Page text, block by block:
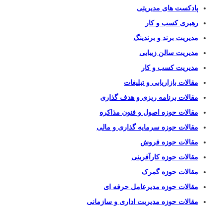
پادکست های مدیریتی
رهبری کسب و کار
مدیریت برند و برندینگ
مدیریت سالن زیبایی
مدیریت کسب و کار
مقالات بازاریابی و تبلیغات
مقالات برنامه ریزی و هدف گذاری
مقالات حوزه اصول و فنون مذاکره
مقالات حوزه سرمایه گذاری و مالی
مقالات حوزه فروش
مقالات حوزه کارآفرینی
مقالات حوزه گمرک
مقالات حوزه مدیرعامل حرفه ای
مقالات حوزه مدیریت اداری و سازمانی